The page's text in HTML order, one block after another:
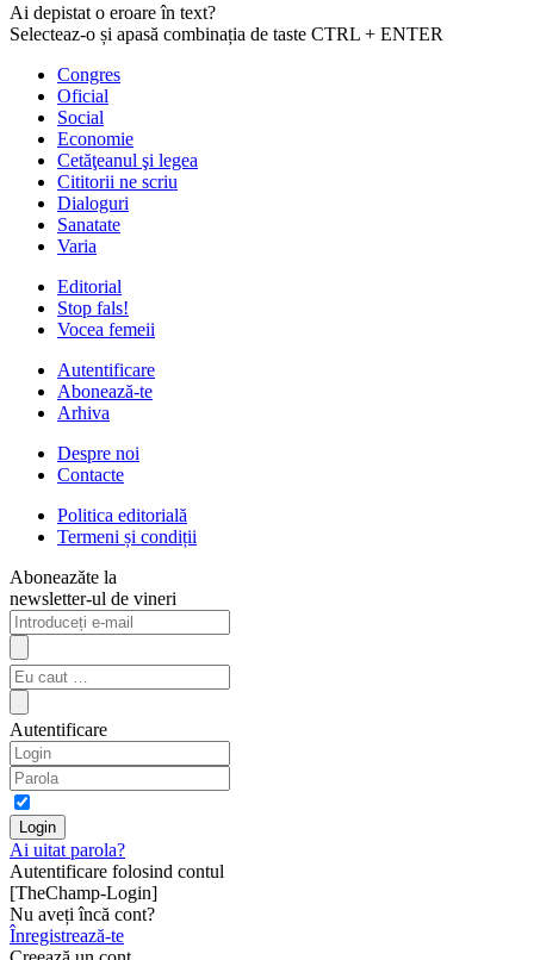
Ai depistat o eroare în text?
Selecteaz-o și apasă combinația de taste CTRL + ENTER
Congres
Oficial
Social
Economie
Cetăţeanul şi legea
Cititorii ne scriu
Dialoguri
Sanatate
Varia
Editorial
Stop fals!
Vocea femeii
Autentificare
Abonează-te
Arhiva
Despre noi
Contacte
Politica editorială
Termeni și condiții
Aboneazăte la
newsletter-ul de vineri
Autentificare
Ai uitat parola?
Autentificare folosind contul
[TheChamp-Login]
Nu aveți încă cont?
Înregistrează-te